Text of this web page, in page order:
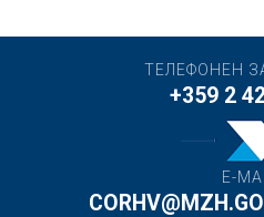
ТЕЛЕФОНЕН
+359 2
E-